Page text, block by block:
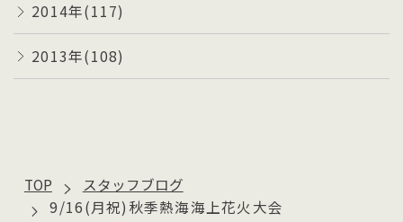
2014年(117)
2013年(108)
TOP
スタッフブログ
9/16(月祝)秋季熱海海上花火大会